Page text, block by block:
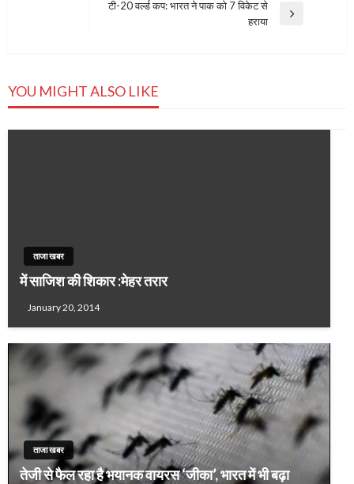
टी-20 व‌र्ल्ड कप: भारत ने पाक को 7 विकेट से
हराया
YOU MIGHT ALSO LIKE
ताजा खबर
में साजिश की शिकार :मेहर तरार
January 20, 2014
ताजा खबर
तेजी से फैल रहा है भयानक वायरस ‘जीका’, भारत में भी बढ़ा